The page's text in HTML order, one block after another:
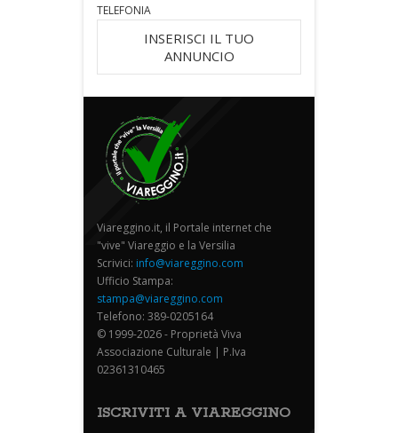
TELEFONIA
INSERISCI IL TUO
ANNUNCIO
Viareggino.it, il Portale internet che
"vive" Viareggio e la Versilia
Scrivici: info@viareggino.com
Ufficio Stampa:
stampa@viareggino.com
Telefono: 389-0205164
© 1999-2026 - Proprietà Viva
Associazione Culturale | P.Iva
02361310465
ISCRIVITI A VIAREGGINO